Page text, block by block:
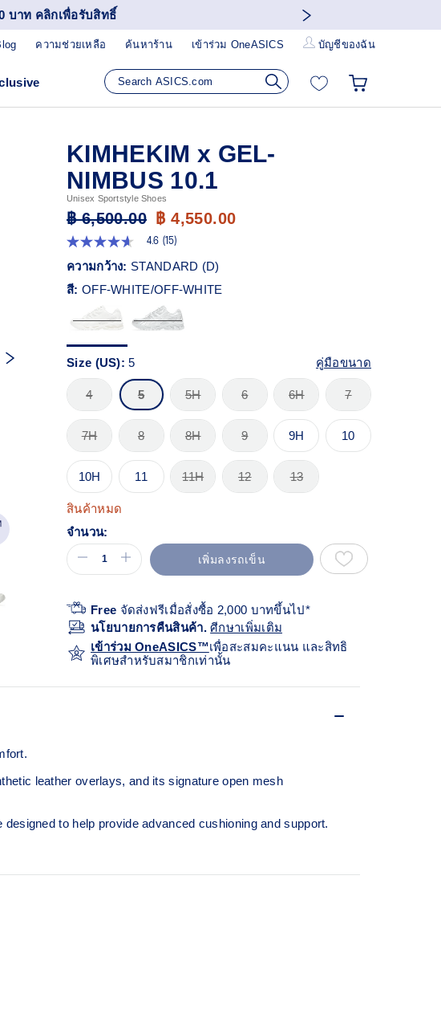
บาท คลิกเพื่อรับสิทธิ์
ความช่วยเหลือ ค้นหาร้าน เข้าร่วม OneASICS บัญชีของฉัน
KIMHEKIM x GEL-
NIMBUS 10.1
Unisex Sportstyle Shoes
฿ 6,500.00 ฿ 4,550.00
4.6
จาก
5
ดาว
ค่า
คะแนน
เฉลี่ย
15
Reviews.
ลิงก์
หน้า
เดียวกัน
4.6 (15)
ความกว้าง: STANDARD (D)
สี: OFF-WHITE/OFF-WHITE
Size (US):5 คู่มือขนาด
4 5 5H 6 6H 7
7H 8 8H 9 9H 10
10H 11 11H 12 13
สินค้าหมด
จำนวน:
เพิ่มลงรถเข็น
Free จัดส่งฟรีเมื่อสั่งซื้อ 2,000 บาทขึ้นไป*
นโยบายการคืนสินค้า.ศีกษาเพิ่มเติม
เข้าร่วม OneASICS™เพื่อสะสมคะแนน และสิทธิ
พิเศษสำหรับสมาชิกเท่านั้น
leather overlays, and its signature open mesh
to help provide advanced cushioning and support.